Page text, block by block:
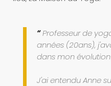
Professeur de
années (20ans),
dans mon
J'ai entendu Anne